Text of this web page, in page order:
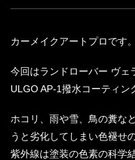
カーメイクアートプロです。
今回はランドローバー ヴェ
ULGO AP-1撥水コーティン
ホコリ、雨や雪、鳥の糞な
うと劣化してしまい色褪せ
紫外線は塗装の色素の科学